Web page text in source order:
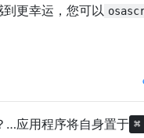
到更幸运，您可以
…应用程序将自身置于 ⌘